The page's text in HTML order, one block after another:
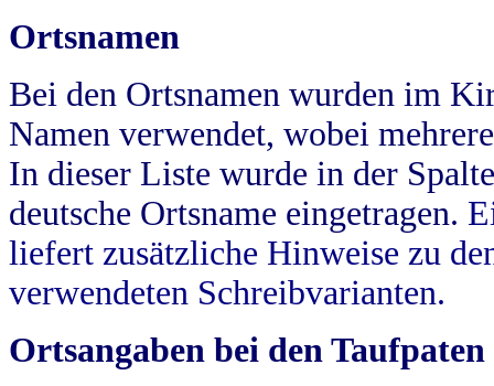
Ortsnamen
Bei den Ortsnamen wurden im
Namen verwendet, wobei
In dieser Liste wurde in der
deutsche Ortsname eingetragen.
liefert zusätzliche Hinweise zu
verwendeten Schreibvarianten.
Ortsangaben bei den Taufpaten